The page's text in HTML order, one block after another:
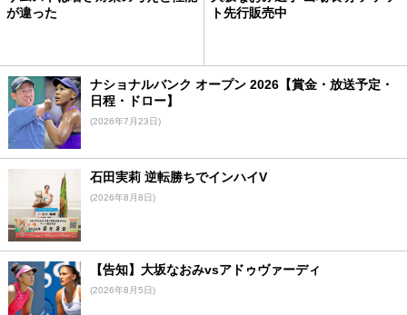
が違った
ト先行販売中
ナショナルバンク オープン 2026【賞金・放送予定・
日程・ドロー】
(2026年7月23日)
石田実莉 逆転勝ちでインハイV
(2026年8月8日)
【告知】大坂なおみvsアドゥヴァーディ
(2026年8月5日)